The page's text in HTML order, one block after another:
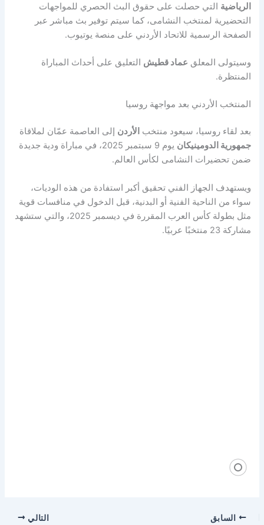
الرياضية التي حصلت على حقوق البث الحصري للمواجهات
التحضيرية لمنتخب النشامى، كما سيتم توفير بث مباشر عبر
الصفحة الرسمية للاتحاد الأردني على منصة يوتيوب.
وسيتولى المعلق عماد قطيش التعليق على أحداث المباراة
المنتظرة.
المنتخب الأردني بعد مواجهة روسيا
بعد لقاء روسيا، سيعود منتخب الأردن إلى العاصمة عمّان لملاقاة
جمهورية الدومينيكان
يوم 9 سبتمبر 2025، في مباراة ودية جديدة
ضمن تحضيرات النشامى لكأس العالم.
ويستهدف الجهاز الفني تحقيق أكبر استفادة من هذه الوديات،
سواء من الناحية الفنية أو البدنية، قبل الدخول في منافسات قوية
مثل بطولة كأس العرب المقررة في ديسمبر 2025، والتي ستشهد
مشاركة 23 منتخبًا عربيًا.
السابق التالي